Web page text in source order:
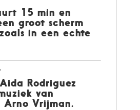
15 min en
groot scherm
in een echte
Rodriguez
van
Arno Vrijman.